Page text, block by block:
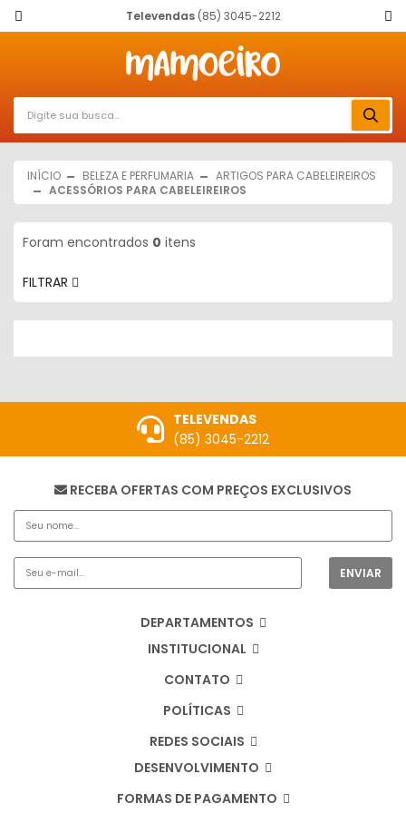
Televendas(85) 3045-2212
INÍCIO BELEZA E PERFUMARIA
ARTIGOS PARA CABELEIREIROS
ACESSÓRIOS PARA CABELEIREIROS
Foram encontrados 0 itens
FILTRAR
TELEVENDAS
(85) 3045-2212
RECEBA OFERTAS COM PREÇOS EXCLUSIVOS
DEPARTAMENTOS
INSTITUCIONAL
CONTATO
POLÍTICAS
REDES SOCIAIS
DESENVOLVIMENTO
FORMAS DE PAGAMENTO